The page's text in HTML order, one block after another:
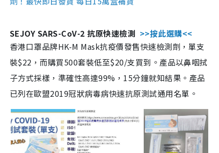
SEJOY SARS-CoV-2 抗原快速檢測 >>按此選購<<
香港口罩品牌HK-M Mask抗疫價發售快速檢測劑，單支
裝$22，而購買500套裝低至$20/支買到。產品以鼻咽拭
子方式採樣，準確性高達99%，15分鐘就知結果。產品
已列在歐盟2019冠狀病毒病快速抗原測試通用名單。